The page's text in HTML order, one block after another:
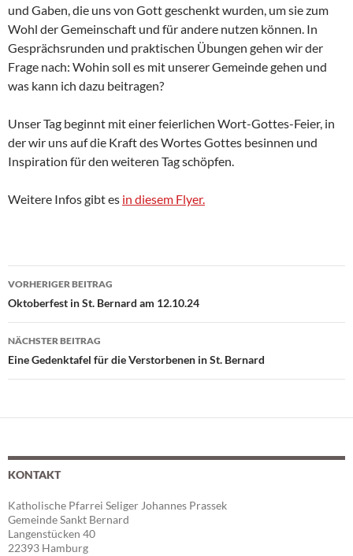
und Gaben, die uns von Gott geschenkt wurden, um sie zum
Wohl der Gemeinschaft und für andere nutzen können. In
Gesprächsrunden und praktischen Übungen gehen wir der
Frage nach: Wohin soll es mit unserer Gemeinde gehen und
was kann ich dazu beitragen?
Unser Tag beginnt mit einer feierlichen Wort-Gottes-Feier, in
der wir uns auf die Kraft des Wortes Gottes besinnen und
Inspiration für den weiteren Tag schöpfen.
Weitere Infos gibt es in diesem Flyer.
Beitragsnavigation
VORHERIGER BEITRAG
Oktoberfest in St. Bernard am 12.10.24
NÄCHSTER BEITRAG
Eine Gedenktafel für die Verstorbenen in St. Bernard
KONTAKT
Katholische Pfarrei Seliger Johannes Prassek
Gemeinde Sankt Bernard
Langenstücken 40
22393 Hamburg